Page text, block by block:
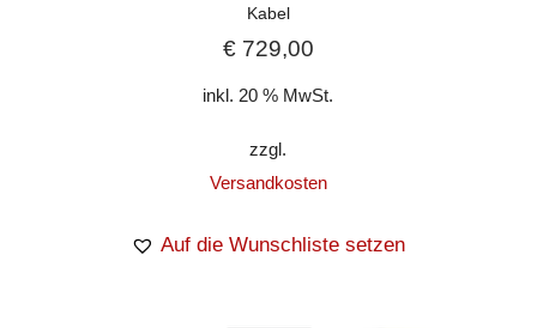
Kabel
€729,00
inkl. 20 % MwSt.
zzgl.
Versandkosten
Auf die Wunschliste setzen